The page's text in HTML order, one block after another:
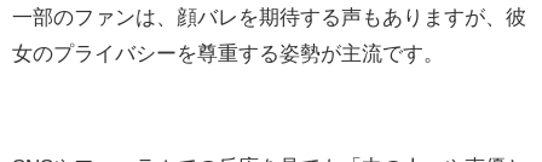
一部のファンは、顔バレを期待する声もありますが、彼
女のプライバシーを尊重する姿勢が主流です。